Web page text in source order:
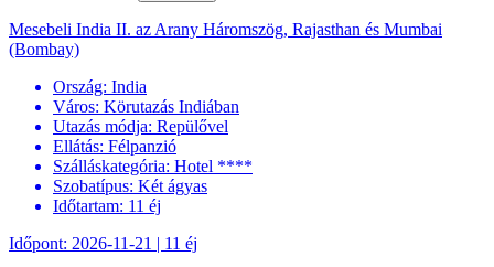
Mesebeli India II. az Arany Háromszög, Rajasthan és Mumbai
(Bombay)
Ország: India
Város: Körutazás Indiában
Utazás módja: Repülővel
Ellátás: Félpanzió
Szálláskategória: Hotel ****
Szobatípus: Két ágyas
Időtartam: 11 éj
Időpont: 2026-11-21 | 11 éj